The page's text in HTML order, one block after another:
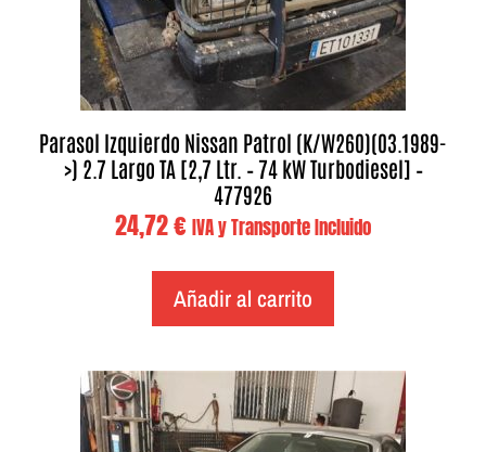
Parasol Izquierdo Nissan Patrol (K/W260)(03.1989-
>) 2.7 Largo TA [2,7 Ltr. – 74 kW Turbodiesel] –
477926
24,72€ IVA y Transporte Incluido
Añadir al carrito